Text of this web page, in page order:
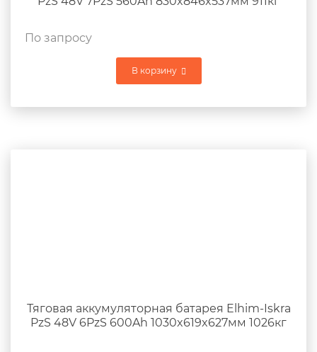
По запросу
В корзину
Тяговая аккумуляторная батарея Elhim-Iskra
PzS 48V 6PzS 600Ah 1030x619x627мм 1026кг